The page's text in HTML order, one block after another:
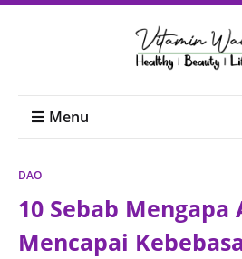
Menu
DAO
10 Sebab Mengapa
Mencapai